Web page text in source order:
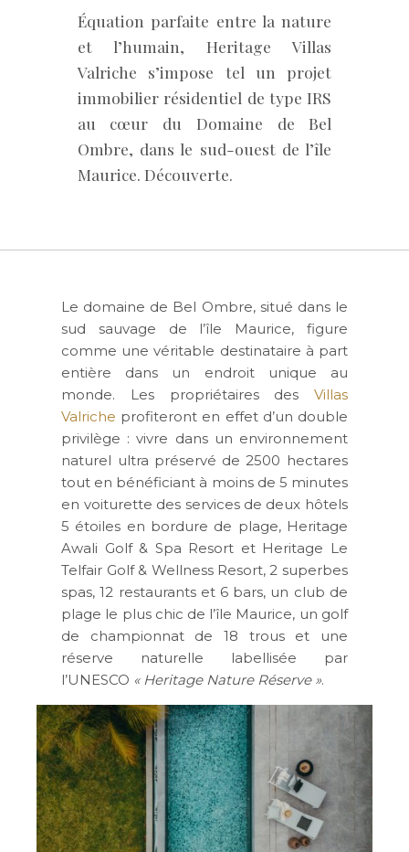
Équation parfaite entre la nature
et l’humain, Heritage Villas
Valriche s’impose tel un projet
immobilier résidentiel de type IRS
au cœur du Domaine de Bel
Ombre, dans le sud-ouest de l’île
Maurice. Découverte.
Le domaine de Bel Ombre, situé dans le
sud sauvage de l’île Maurice, figure
comme une véritable destinataire à part
entière dans un endroit unique au
monde. Les propriétaires des Villas
Valriche profiteront en effet d’un double
privilège : vivre dans un environnement
naturel ultra préservé de 2500 hectares
tout en bénéficiant à moins de 5 minutes
en voiturette des services de deux hôtels
5 étoiles en bordure de plage, Heritage
Awali Golf & Spa Resort et Heritage Le
Telfair Golf & Wellness Resort, 2 superbes
spas, 12 restaurants et 6 bars, un club de
plage le plus chic de l’île Maurice, un golf
de championnat de 18 trous et une
réserve naturelle labellisée par
l’UNESCO « Heritage Nature Réserve ».